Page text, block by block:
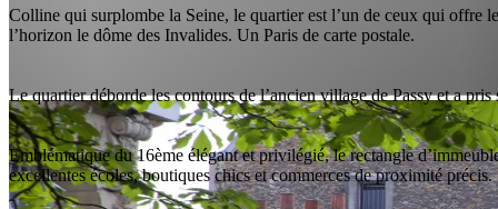
Colline qui surplombe la Seine, le quartier est l’un de ceux qui offre
l’horizon le dôme des Invalides. Un Paris de carte postale.
Le quartier déborde les contours de l’ancien village de Passy et a
Emblématique du 16ème élégant et privilégié, le rectangle
excellentes écoles, boutiques chics et commerces de proximité précis.